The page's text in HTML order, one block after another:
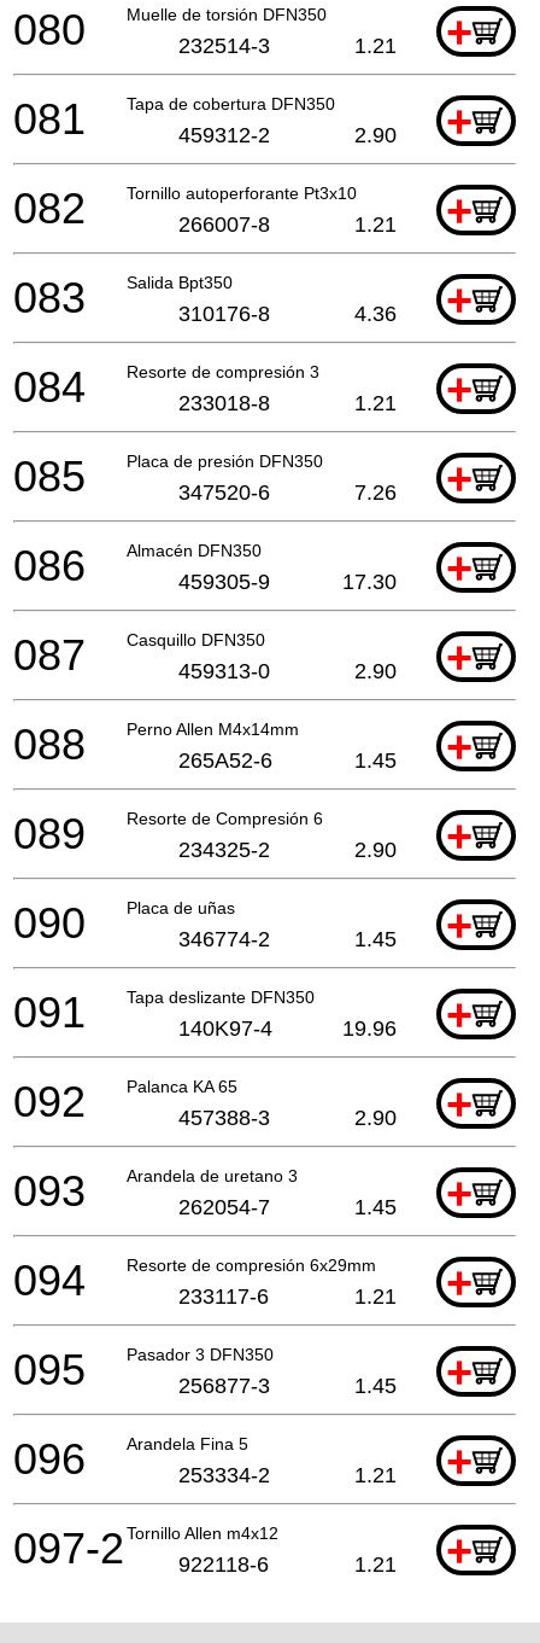
Muelle de torsión DFN350 +
080 232514-3 1.21
Tapa de cobertura DFN350 +
081 459312-2 2.90
Tornillo autoperforante Pt3x10 +
082 266007-8 1.21
Salida Bpt350 +
083 310176-8 4.36
Resorte de compresión 3 +
084 233018-8 1.21
Placa de presión DFN350 +
085 347520-6 7.26
Almacén DFN350 +
086 459305-9 17.30
Casquillo DFN350 +
087 459313-0 2.90
Perno Allen M4x14mm +
088 265A52-6 1.45
Resorte de Compresión 6 +
089 234325-2 2.90
Placa de uñas +
090 346774-2 1.45
Tapa deslizante DFN350 +
091 140K97-4 19.96
Palanca KA 65 +
092 457388-3 2.90
Arandela de uretano 3 +
093 262054-7 1.45
Resorte de compresión 6x29mm +
094 233117-6 1.21
Pasador 3 DFN350 +
095 256877-3 1.45
Arandela Fina 5 +
096 253334-2 1.21
Tornillo Allen m4x12 +
097-2 922118-6 1.21